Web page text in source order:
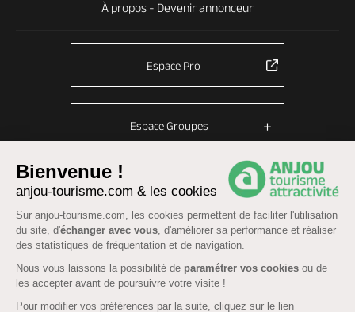
Bienvenue !
anjou-tourisme.com & les cookies
Sur anjou-tourisme.com, les cookies permettent de faciliter l'utilisation
du site, d'échanger avec vous, d'améliorer sa performance et réaliser
des statistiques de fréquentation et de navigation.
Nous vous laissons la possibilité de paramétrer vos cookies ou de
les accepter avant de poursuivre votre visite !
Pour modifier vos préférences par la suite, cliquez sur le lien
À propos - Devenir annonceur
Espace Pro
Espace Groupes
© Anjou tourisme 2026 -Plan du site-Fonctionnement du site
Mentions légales Données personnelles
CGU Réservation-Accessibilité : partiellement conforme